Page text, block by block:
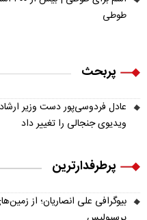
طوطی
پربحث
عادل فردوسی‌پور دست وزیر
ویدیوی جنجالی را تغییر داد
پرطرفدارترین
بیوگرافی علی انصاریان؛ از